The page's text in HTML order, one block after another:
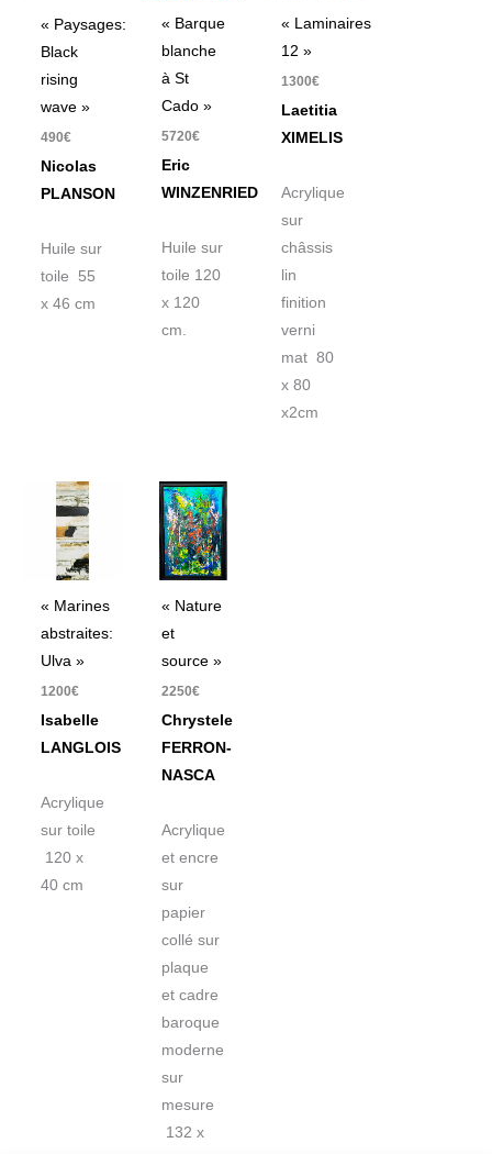
« Paysages:
Black
rising
wave »
490€
Nicolas
PLANSON
Huile sur
toile 55
x 46 cm
« Barque
blanche
à St
Cado »
5720€
Eric
WINZENRIED
Huile sur
toile 120
x 120
cm.
« Laminaires
12 »
1300€
Laetitia
XIMELIS
Acrylique
sur
châssis
lin
finition
verni
mat 80
x 80
x2cm
« Marines
abstraites:
Ulva »
1200€
Isabelle
LANGLOIS
Acrylique
sur toile
120 x
40 cm
« Nature
et
source »
2250€
Chrystele
FERRON-
NASCA
Acrylique
et encre
sur
papier
collé sur
plaque
et cadre
baroque
moderne
sur
mesure
132 x